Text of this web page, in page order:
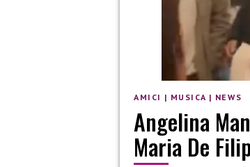
AMICI | MUSICA | NEWS
Angelina
Maria De